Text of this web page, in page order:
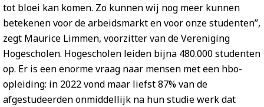
tot bloei kan komen. Zo kunnen wij nog meer kunnen
betekenen voor de arbeidsmarkt en voor onze studenten”,
zegt Maurice Limmen, voorzitter van de Vereniging
Hogescholen. Hogescholen leiden bijna 480.000 studenten
op. Er is een enorme vraag naar mensen met een hbo-
opleiding: in 2022 vond maar liefst 87% van de
afgestudeerden onmiddellijk na hun studie werk dat